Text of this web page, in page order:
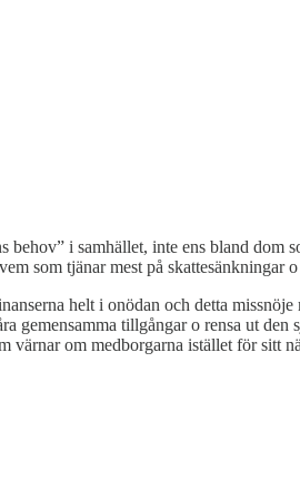
i samhället, inte ens bland dom
som tjänar mest på skattesänkningar
helt i onödan och detta
gemensamma tillgångar o rensa ut
om medborgarna istället för sitt